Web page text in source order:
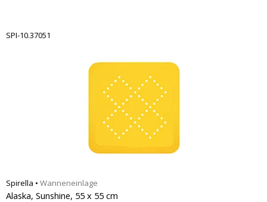
SPI-10.37051
Spirella • Wanneneinlage
Alaska, Sunshine, 55 x 55 cm